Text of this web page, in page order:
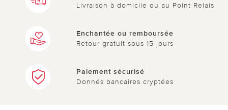
Livraison à domicile ou au Point Relais
Enchantée ou remboursée
Retour gratuit sous 15 jours
Paiement sécurisé
Donnés bancaires cryptées